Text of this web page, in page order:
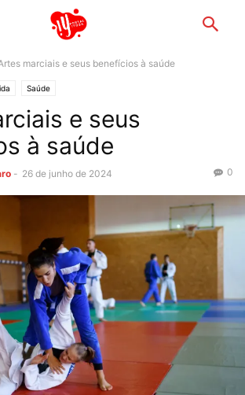
marciais e seus benefícios à saúde
Saúde
e seus
à saúde
- 26 de junho de 2024 0